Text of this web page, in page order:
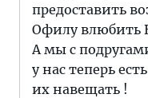
предоставить
Офилу влюбить
А мы с
у нас теперь
их навещать !